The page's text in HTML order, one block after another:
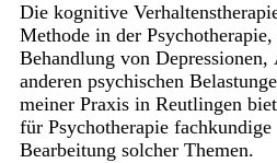
Die kognitive
Methode in der
Behandlung von Depressionen,
anderen psychischen
meiner Praxis in Reutlingen
für Psychotherapie
Bearbeitung solcher Themen.